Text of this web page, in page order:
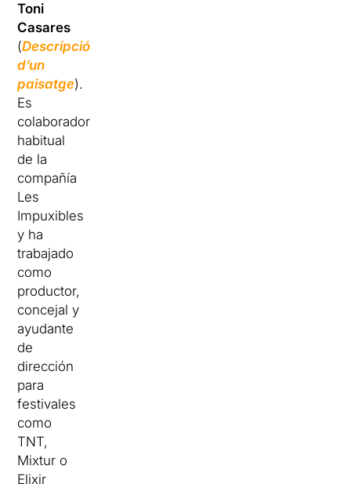
Toni
Casares
(Descripció
d’un
paisatge).
Es
colaborador
habitual
de la
compañía
Les
Impuxibles
y ha
trabajado
como
productor,
concejal y
ayudante
de
dirección
para
festivales
como
TNT,
Mixtur o
Elixir